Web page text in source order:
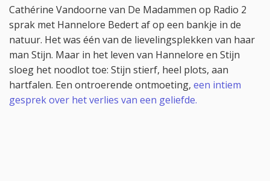
Cathérine Vandoorne van De Madammen op Radio 2
sprak met Hannelore Bedert af op een bankje in de
natuur. Het was één van de lievelingsplekken van haar
man Stijn. Maar in het leven van Hannelore en Stijn
sloeg het noodlot toe: Stijn stierf, heel plots, aan
hartfalen. Een ontroerende ontmoeting, een intiem
gesprek over het verlies van een geliefde.